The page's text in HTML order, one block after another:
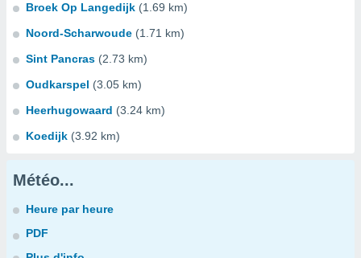
Broek Op Langedijk (1.69 km)
Noord-Scharwoude (1.71 km)
Sint Pancras (2.73 km)
Oudkarspel (3.05 km)
Heerhugowaard (3.24 km)
Koedijk (3.92 km)
Météo...
Heure par heure
PDF